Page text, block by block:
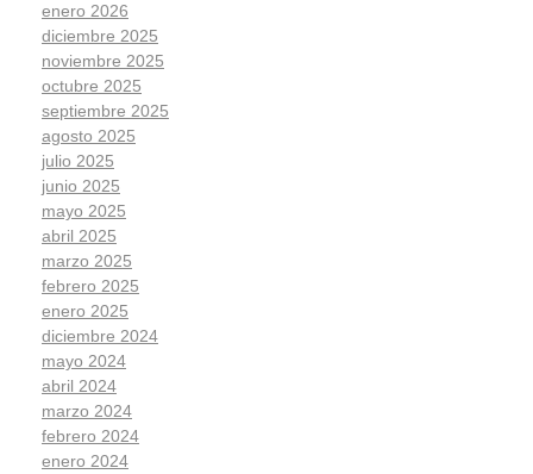
enero 2026
diciembre 2025
noviembre 2025
octubre 2025
septiembre 2025
agosto 2025
julio 2025
junio 2025
mayo 2025
abril 2025
marzo 2025
febrero 2025
enero 2025
diciembre 2024
mayo 2024
abril 2024
marzo 2024
febrero 2024
enero 2024